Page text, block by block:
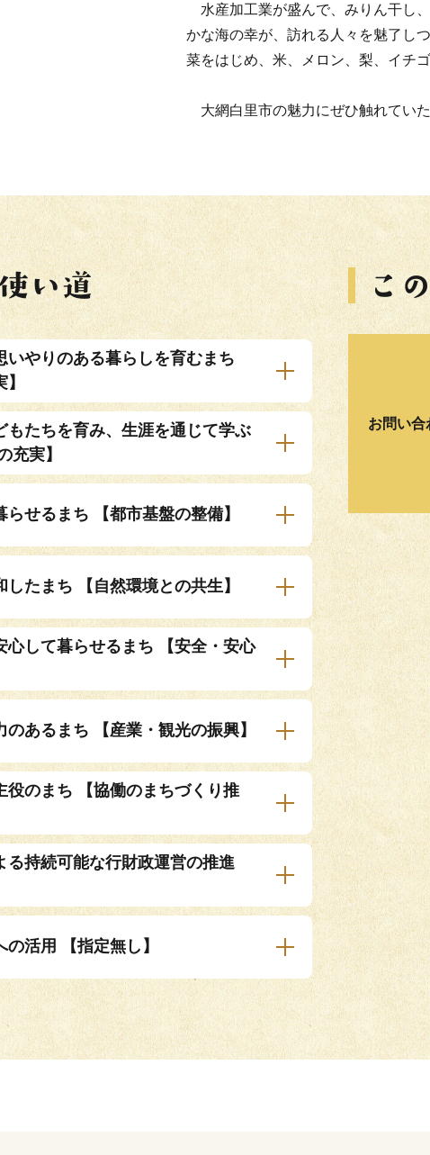
水産加工業が盛んで、みりん干し
かな海の幸が、訪れる人々を魅了し
菜をはじめ、米、メロン、梨、イチ
大網白里市の魅力にぜひ触れてい
いやりのある暮らしを育むまち
もたちを育み、生涯を通じて学ぶ
充実】
らせるまち 【都市基盤の整備】
したまち 【自然環境との共生】
心して暮らせるまち 【安全・安心
のあるまち 【産業・観光の振興】
役のまち 【協働のまちづくり推
る持続可能な行財政運営の推進
活用 【指定無し】
お問い合